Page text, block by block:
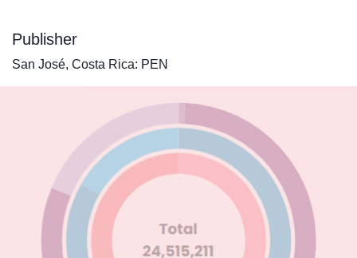
Publisher
San José, Costa Rica: PEN